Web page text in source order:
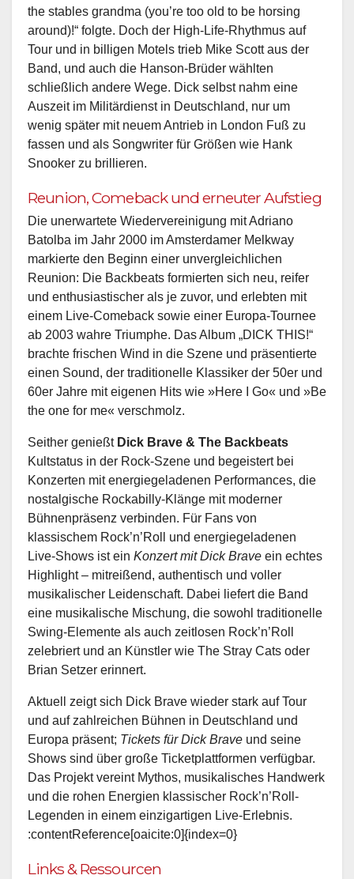
the stables grandma (you’re too old to be horsing
around)!“ folgte. Doch der High-Life-Rhythmus auf
Tour und in billigen Motels trieb Mike Scott aus der
Band, und auch die Hanson-Brüder wählten
schließlich andere Wege. Dick selbst nahm eine
Auszeit im Militärdienst in Deutschland, nur um
wenig später mit neuem Antrieb in London Fuß zu
fassen und als Songwriter für Größen wie Hank
Snooker zu brillieren.
Reunion, Comeback und erneuter Aufstieg
Die unerwartete Wiedervereinigung mit Adriano
Batolba im Jahr 2000 im Amsterdamer Melkway
markierte den Beginn einer unvergleichlichen
Reunion: Die Backbeats formierten sich neu, reifer
und enthusiastischer als je zuvor, und erlebten mit
einem Live-Comeback sowie einer Europa-Tournee
ab 2003 wahre Triumphe. Das Album „DICK THIS!“
brachte frischen Wind in die Szene und präsentierte
einen Sound, der traditionelle Klassiker der 50er und
60er Jahre mit eigenen Hits wie »Here I Go« und »Be
the one for me« verschmolz.
Seither genießt Dick Brave & The Backbeats
Kultstatus in der Rock-Szene und begeistert bei
Konzerten mit energiegeladenen Performances, die
nostalgische Rockabilly-Klänge mit moderner
Bühnenpräsenz verbinden. Für Fans von
klassischem Rock’n’Roll und energiegeladenen
Live-Shows ist ein Konzert mit Dick Brave ein echtes
Highlight – mitreißend, authentisch und voller
musikalischer Leidenschaft. Dabei liefert die Band
eine musikalische Mischung, die sowohl traditionelle
Swing-Elemente als auch zeitlosen Rock’n’Roll
zelebriert und an Künstler wie The Stray Cats oder
Brian Setzer erinnert.
Aktuell zeigt sich Dick Brave wieder stark auf Tour
und auf zahlreichen Bühnen in Deutschland und
Europa präsent; Tickets für Dick Brave und seine
Shows sind über große Ticketplattformen verfügbar.
Das Projekt vereint Mythos, musikalisches Handwerk
und die rohen Energien klassischer Rock’n’Roll-
Legenden in einem einzigartigen Live-Erlebnis.
:contentReference[oaicite:0]{index=0}
Links & Ressourcen